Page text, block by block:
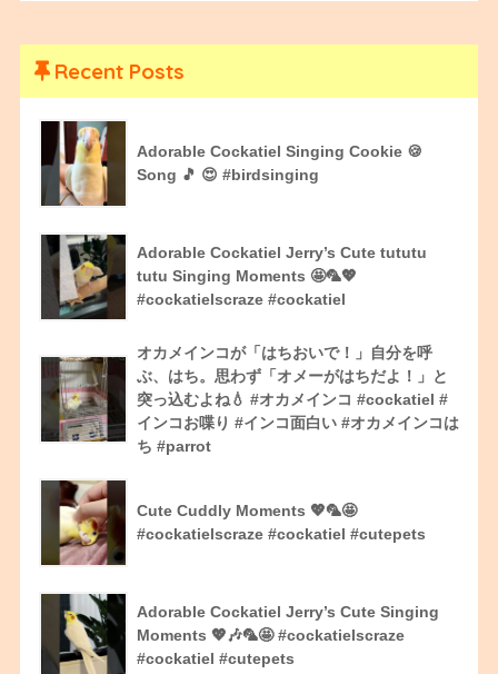
Recent Posts
Adorable Cockatiel Singing Cookie 🍪
Song 🎵 😍 #birdsinging
Adorable Cockatiel Jerry’s Cute tututu
tutu Singing Moments 🤩🦜💖
#cockatielscraze #cockatiel
オカメインコが「はちおいで！」自分を呼
ぶ、はち。思わず「オメーがはちだよ！」と
突っ込むよね💧 #オカメインコ #cockatiel #
インコお喋り #インコ面白い #オカメインコは
ち #parrot
Cute Cuddly Moments 💖🦜🤩
#cockatielscraze #cockatiel #cutepets
Adorable Cockatiel Jerry’s Cute Singing
Moments 💖🎶🦜🤩 #cockatielscraze
#cockatiel #cutepets